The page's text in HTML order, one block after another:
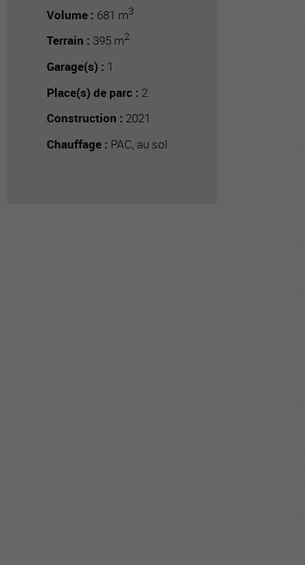
Volume : 681 m3
Terrain : 395 m2
Garage(s) : 1
Place(s) de parc : 2
Construction : 2021
Chauffage : PAC, au sol